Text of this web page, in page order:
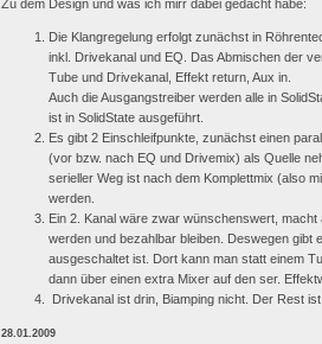
Zu dem Design und was ich mirr dabei gedacht habe:
Die Klangregelung erfolgt zunächst in
inkl. Drivekanal und EQ. Das Abmischen der
Tube und Drivekanal, Effekt return, Aux in.
Auch die Ausgangstreiber werden alle in
ist in SolidState ausgeführt.
Es gibt 2 Einschleifpunkte, zunächst einen
(vor bzw. nach EQ und Drivemix) als Quelle
serieller Weg ist nach dem Komplettmix (also
werden.
Ein 2. Kanal wäre zwar wünschenswert,
werden und bezahlbar bleiben. Deswegen
ausgeschaltet ist. Dort kann man statt einem
dann über einen extra Mixer auf den ser.
Drivekanal ist drin, Biamping nicht. Der Rest
28.01.2009